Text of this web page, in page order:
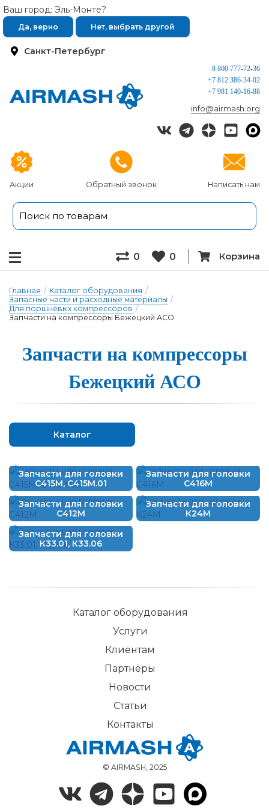
Санкт-Петербург
Ваш город: Эль-Монте?
Да, верно Нет, выбрать другой
Акции Обратный звонок Написать нам
8 800 777-72-36
+7 812 386-34-02
+7 981 140-16-88
info@airmash.org
0 0 Корзина
Главная / Каталог оборудования /
Запасные части и расходные материалы /
Для поршневых компрессоров /
Запчасти на компрессоры Бежецкий АСО
Запчасти на компрес­со­ры
Бе­жец­кий А­СО
Каталог
Запчасти для головки
С415М, С415М.01
Запчасти для головки
С416М
Запчасти для головки
С412М
Запчасти для головки
К24М
Запчасти для головки
К33.01, К33.06
© AIRMASH, 2025
Каталог оборудования
Услуги
Клиентам
Партнёры
Новости
Статьи
Контакты